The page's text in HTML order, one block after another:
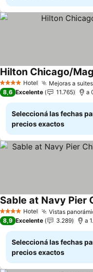
4 EstrellasHotel Mejoras a
Hilton Chicago/
8,6 Excelente 11.765 a
Seleccioná las fechas
precios exactos
4 EstrellasHotel Vistas
8,9 Excelente 3.289 a
Seleccioná las fechas
precios exactos